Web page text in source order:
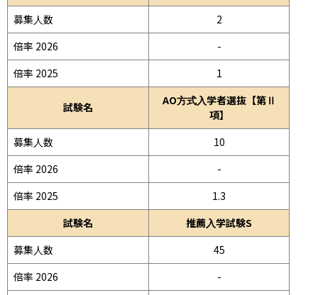
募集人数
2
倍率 2026
-
倍率 2025
1
試験名
AO方式入学者選抜【第Ⅱ
項】
募集人数
10
倍率 2026
-
倍率 2025
1.3
試験名
推薦入学試験S
募集人数
45
倍率 2026
-